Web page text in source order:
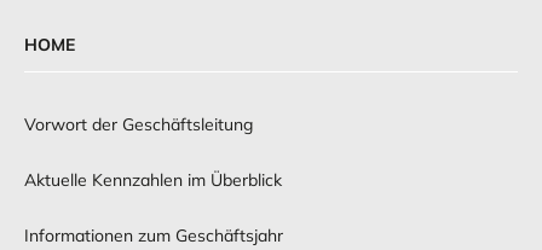
HOME
Vorwort der Geschäftsleitung
Aktuelle Kennzahlen im Überblick
Informationen zum Geschäftsjahr